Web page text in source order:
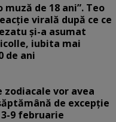
muză de 18 ani”. Teo
virală după ce ce
și-a asumat
iubita mai
de ani
zodiacale vor avea
de excepție
9 februarie